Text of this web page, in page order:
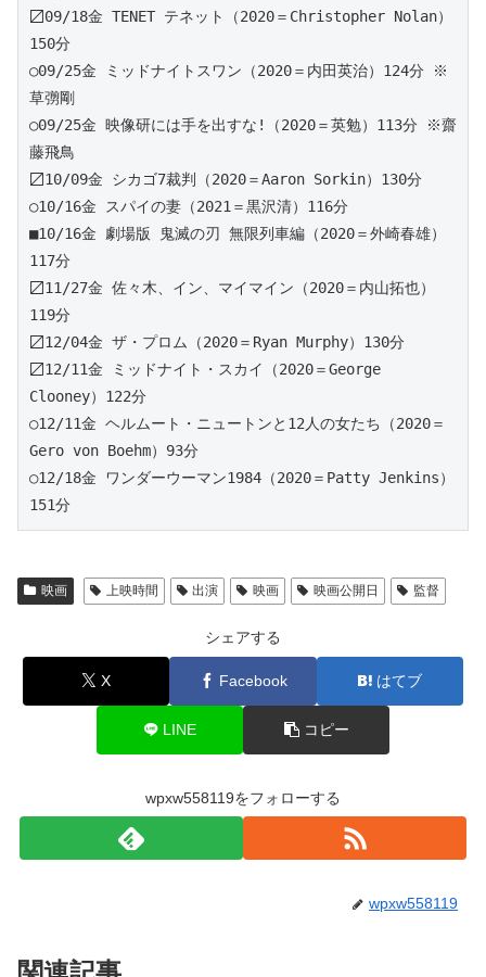
〼09/18金 TENET テネット（2020＝Christopher Nolan）
150分
○09/25金 ミッドナイトスワン（2020＝内田英治）124分 ※
草彅剛
○09/25金 映像研には手を出すな!（2020＝英勉）113分 ※齋
藤飛鳥
〼10/09金 シカゴ7裁判（2020＝Aaron Sorkin）130分
○10/16金 スパイの妻（2021＝黒沢清）116分
■10/16金 劇場版 鬼滅の刃 無限列車編（2020＝外崎春雄）
117分
〼11/27金 佐々木、イン、マイマイン（2020＝内山拓也）
119分
〼12/04金 ザ・プロム（2020＝Ryan Murphy）130分
〼12/11金 ミッドナイト・スカイ（2020＝George
Clooney）122分
○12/11金 ヘルムート・ニュートンと12人の女たち（2020＝
Gero von Boehm）93分
○12/18金 ワンダーウーマン1984（2020＝Patty Jenkins）
151分
映画 上映時間 出演 映画 映画公開日 監督
シェアする
X Facebook はてブ
LINE コピー
wpxw558119をフォローする
wpxw558119